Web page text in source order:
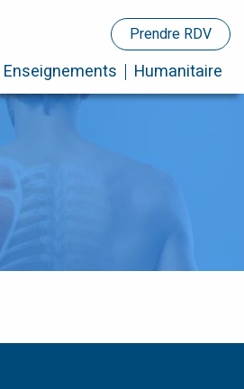
Prendre RDV
Enseignements Humanitaire